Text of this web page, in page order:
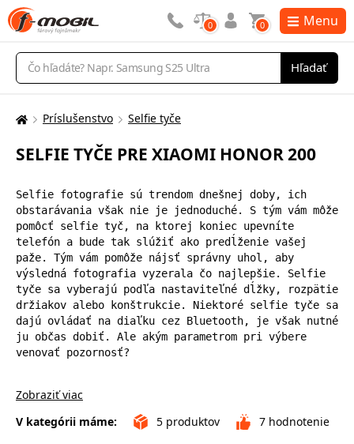
Vyhľadávanie
Hľadať
0 0 Menu
Tu
nachádzate:
Príslušenstvo Selfie tyče
SELFIE TYČE PRE XIAOMI HONOR 200
Selfie fotografie sú trendom dnešnej doby, ich
obstarávania však nie je jednoduché. S tým vám môže
pomôcť selfie tyč, na ktorej koniec upevníte
telefón a bude tak slúžiť ako predĺženie vašej
paže. Tým vám pomôže nájsť správny uhol, aby
výsledná fotografia vyzerala čo najlepšie. Selfie
tyče sa vyberajú podľa nastaviteľné dĺžky, rozpätie
držiakov alebo konštrukcie. Niektoré selfie tyče sa
dajú ovládať na diaľku cez Bluetooth, je však nutné
ju občas dobiť. Ale akým parametrom pri výbere
venovať pozornosť?
Zobraziť viac
V kategórii máme:
5 produktov 7 hodnotenie